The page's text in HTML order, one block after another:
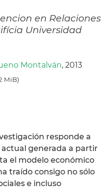
en Relaciones
Universidad
Montalván, 2013
MiB)
responde a
generada a partir
el modelo económico
traído consigo no sólo
e incluso